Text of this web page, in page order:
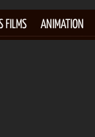
FILMS ANIMATION